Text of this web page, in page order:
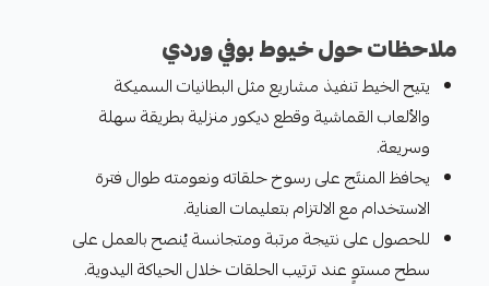
ملاحظات حول خيوط بوفي وردي
يتيح الخيط تنفيذ مشاريع مثل البطانيات السميكة
والألعاب القماشية وقطع ديكور منزلية بطريقة سهلة
وسريعة.
يحافظ المنتَج على رسوخ حلقاته ونعومته طوال فترة
الاستخدام مع الالتزام بتعليمات العناية.
للحصول على نتيجة مرتبة ومتجانسة يُنصح بالعمل على
سطح مستوٍ عند ترتيب الحلقات خلال الحياكة اليدوية.